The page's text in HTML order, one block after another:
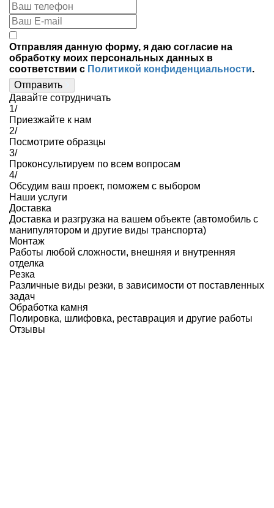
Отправляя данную форму, я даю согласие на
обработку моих персональных данных в
соответствии с Политикой конфиденциальности.
Отправить
Давайте сотрудничать
1/
Приезжайте к нам
2/
Посмотрите образцы
3/
Проконсультируем по всем вопросам
4/
Обсудим ваш проект, поможем с выбором
Наши услуги
Доставка
Доставка и разгрузка на вашем объекте (автомобиль с
манипулятором и другие виды транспорта)
Монтаж
Работы любой сложности, внешняя и внутренняя
отделка
Резка
Различные виды резки, в зависимости от поставленных
задач
Обработка камня
Полировка, шлифовка, реставрация и другие работы
Отзывы